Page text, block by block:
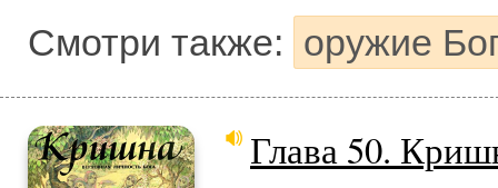
Смотри также: оружие
Глава 50.